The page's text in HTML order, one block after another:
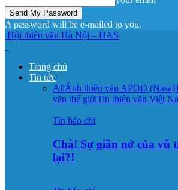
A password will be e-mailed to you.
Hội thiên văn Hà Nội – HAS
Trang chủ
Tin tức
AllẢnh thiên văn APOD (Nasa)
văn thế giớiTin thiên văn Việt
Tin báo chí
Chà! Sự giãn nở của vũ
lại?!